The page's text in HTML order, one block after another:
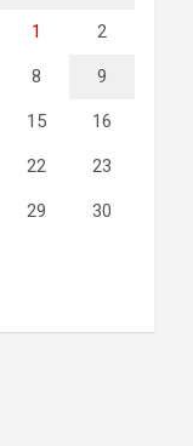
1 2
8 9
15 16
22 23
29 30